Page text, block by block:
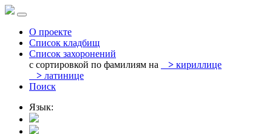
О проекте
Список кладбищ
Список захоронений
с сортировкой по фамилиям на
> кириллице
> латинице
Поиск
Язык: